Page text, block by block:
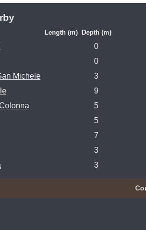
Length (m) Depth (m)
0
0
Michele
3
9
5
5
7
3
3